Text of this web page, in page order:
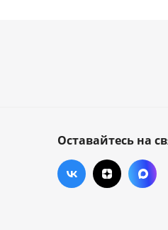
Оставайтесь на